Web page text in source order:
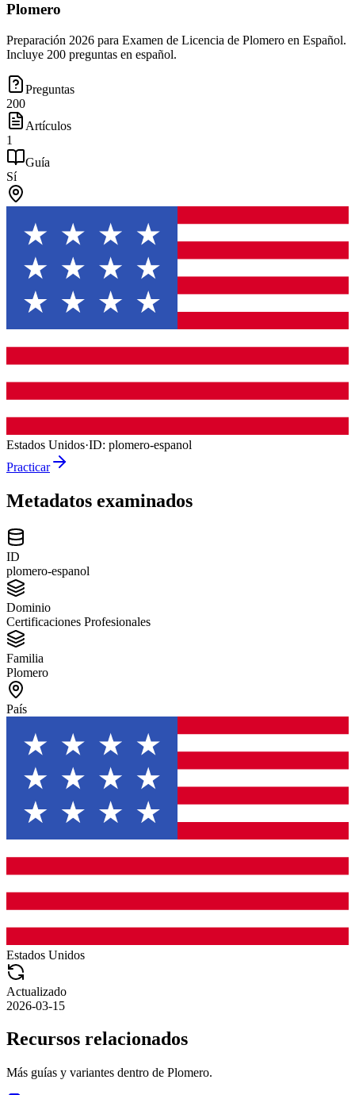
Plomero
Preparación 2026 para Examen de Licencia de Plomero en Español.
Incluye 200 preguntas en español.
Preguntas
200
Artículos
1
Guía
Sí
Estados Unidos·ID: plomero-espanol
Practicar
Metadatos examinados
ID
plomero-espanol
Dominio
Certificaciones Profesionales
Familia
Plomero
País
Estados Unidos
Actualizado
2026-03-15
Recursos relacionados
Más guías y variantes dentro de Plomero.